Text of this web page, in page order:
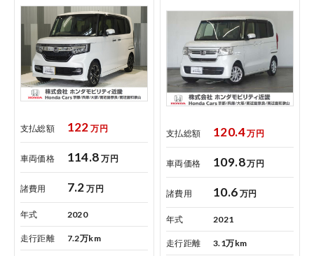
支払総額 122 万円
車両価格 114.8 万円
諸費用 7.2 万円
年式 2020
走行距離 7.2万km
支払総額 120.4万円
車両価格 109.8万円
諸費用 10.6 万円
年式 2021
走行距離 3.1万km